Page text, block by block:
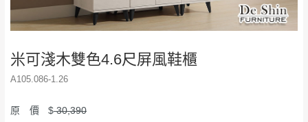
米可淺木雙色4.6尺屏風鞋櫃
A105.086-1.26
原 價 $30,390